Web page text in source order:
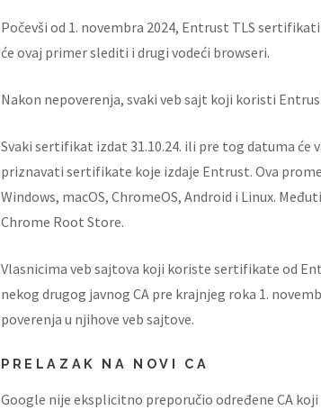
Počevši od 1. novembra 2024, Entrust TLS
će ovaj primer slediti i drugi vodeći browseri.
Nakon nepoverenja, svaki veb sajt koji koristi
Svaki sertifikat izdat 31.10.24. ili pre tog datuma će
priznavati sertifikate koje izdaje Entrust. Ova
Windows, macOS, ChromeOS, Android i Linux.
Chrome Root Store.
Vlasnicima veb sajtova koji koriste sertifikate od
nekog drugog javnog CA pre krajnjeg roka 1.
poverenja u njihove veb sajtove.
PRELAZAK NA NOVI CA
Google nije eksplicitno preporučio određene CA